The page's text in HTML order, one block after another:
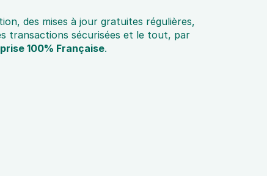
des mises à jour gratuites régulières,
transactions sécurisées et le tout, par
100% Française.